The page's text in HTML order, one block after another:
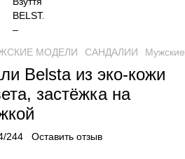
МОДЕЛИ САНДАЛИИ
Belsta из эко-кожи
застёжка на
244 Оставить отзыв